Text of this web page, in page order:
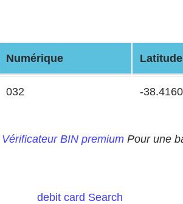
Numérique Latitude
032 -
Vérificateur BIN premium Pour une
debit card Search